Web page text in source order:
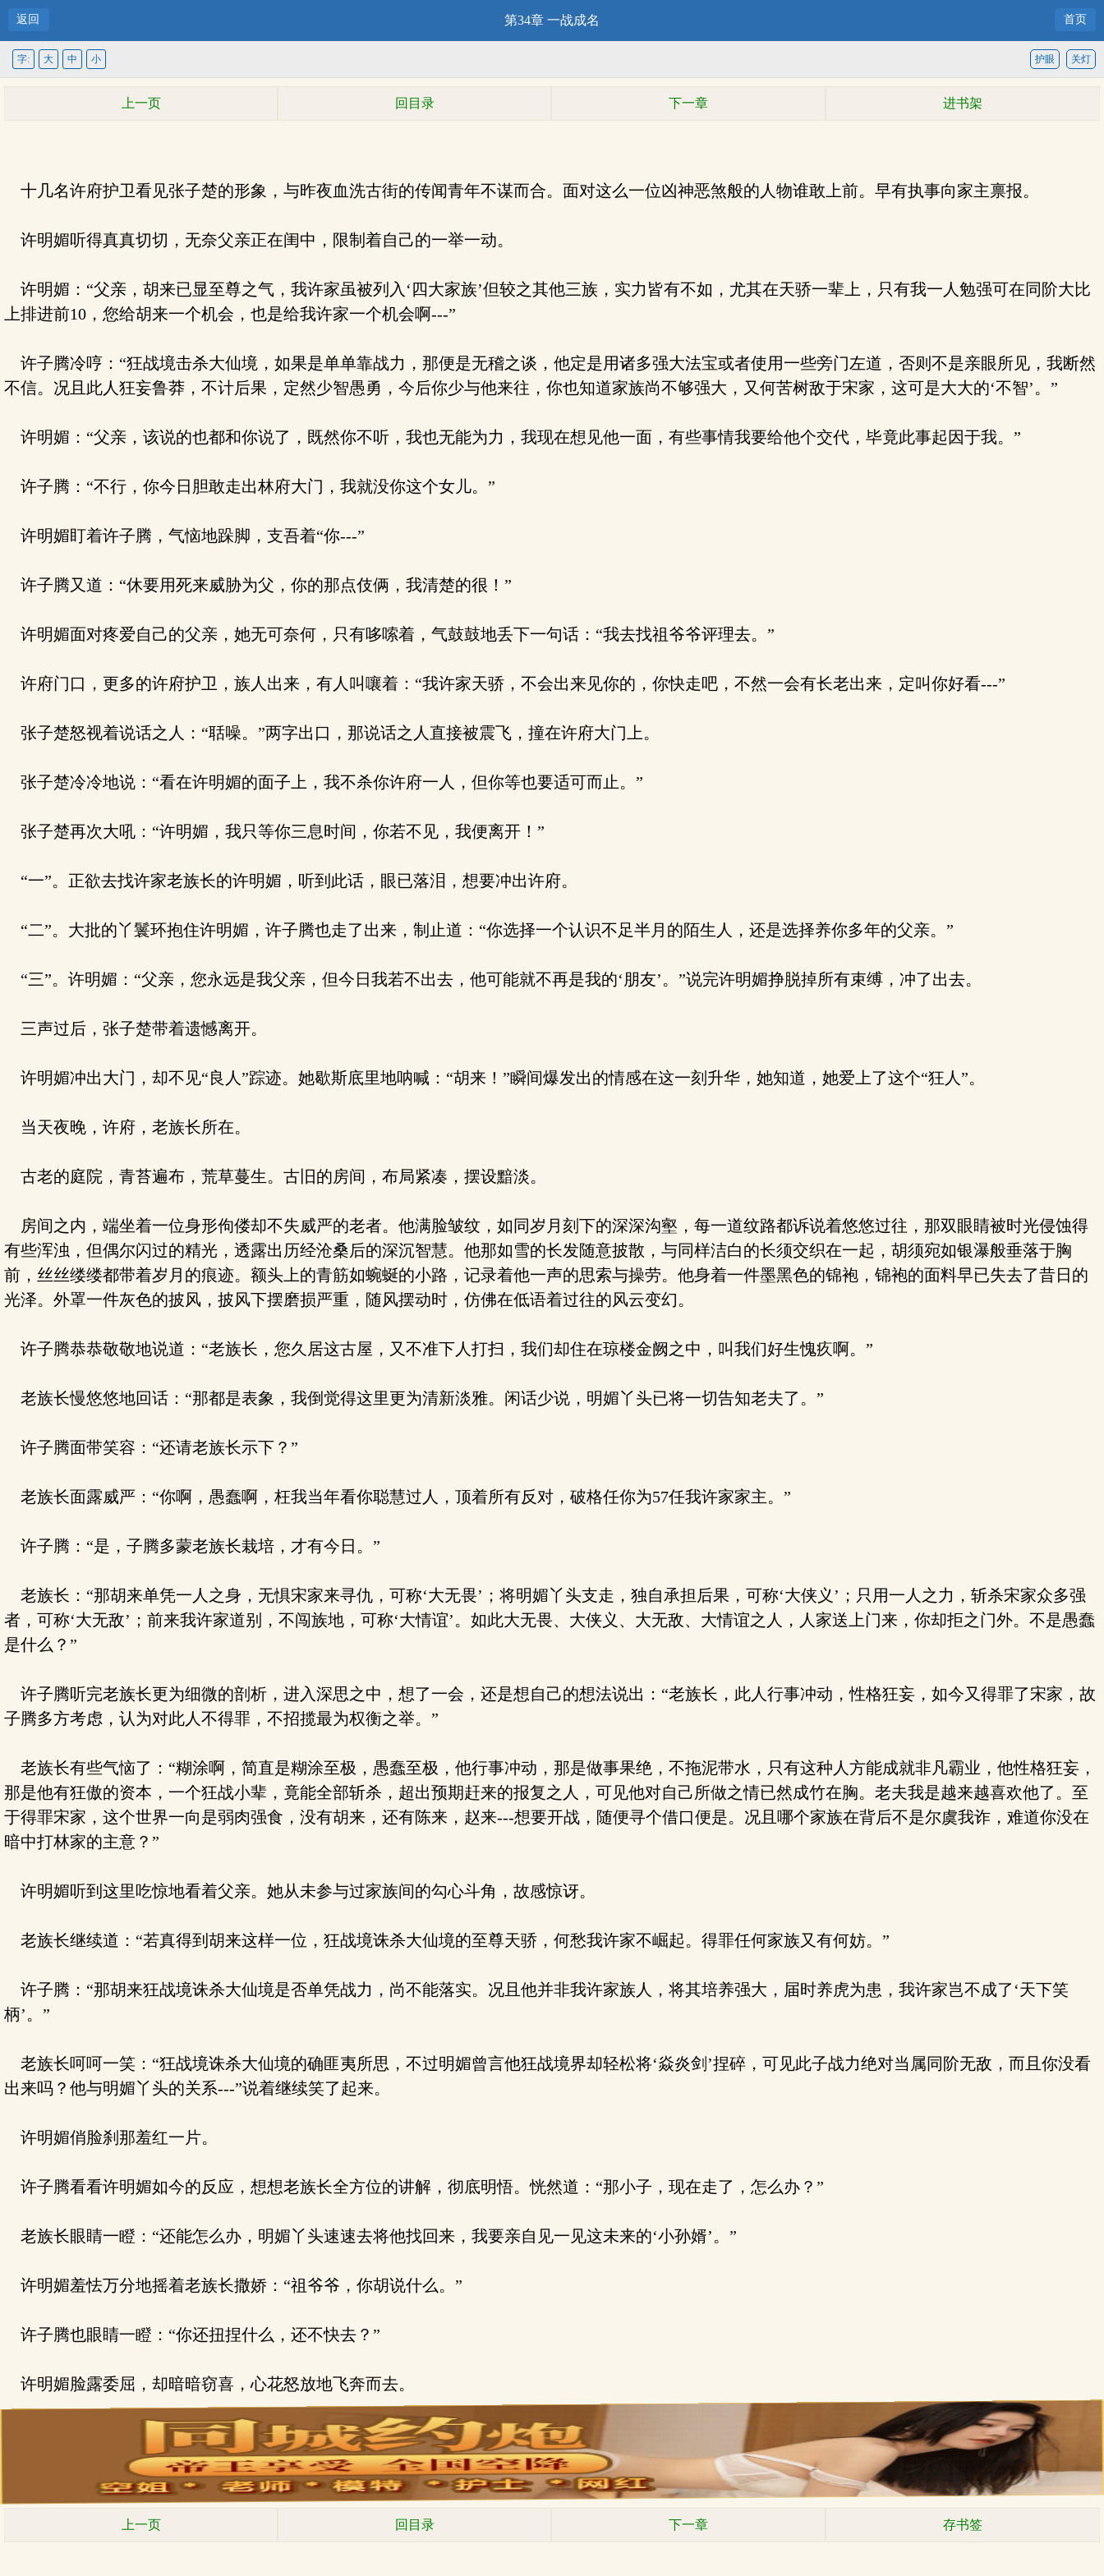
返回 第34章 一战成名 首页
关灯
护眼
字: 大 中 小
上一页 回目录 下一章 进书架
十几名许府护卫看见张子楚的形象，与昨夜血洗古街的传闻青年不谋而合。面对这么一位凶神恶煞般的人物谁敢上前。早有执事向家主禀报。
许明媚听得真真切切，无奈父亲正在闺中，限制着自己的一举一动。
许明媚：“父亲，胡来已显至尊之气，我许家虽被列入‘四大家族’但较之其他三族，实力皆有不如，尤其在天骄一辈上，只有我一人勉强可在同阶大比
上排进前10，您给胡来一个机会，也是给我许家一个机会啊---”
许子腾冷哼：“狂战境击杀大仙境，如果是单单靠战力，那便是无稽之谈，他定是用诸多强大法宝或者使用一些旁门左道，否则不是亲眼所见，我断然
不信。况且此人狂妄鲁莽，不计后果，定然少智愚勇，今后你少与他来往，你也知道家族尚不够强大，又何苦树敌于宋家，这可是大大的‘不智’。”
许明媚：“父亲，该说的也都和你说了，既然你不听，我也无能为力，我现在想见他一面，有些事情我要给他个交代，毕竟此事起因于我。”
许子腾：“不行，你今日胆敢走出林府大门，我就没你这个女儿。”
许明媚盯着许子腾，气恼地跺脚，支吾着“你---”
许子腾又道：“休要用死来威胁为父，你的那点伎俩，我清楚的很！”
许明媚面对疼爱自己的父亲，她无可奈何，只有哆嗦着，气鼓鼓地丢下一句话：“我去找祖爷爷评理去。”
许府门口，更多的许府护卫，族人出来，有人叫嚷着：“我许家天骄，不会出来见你的，你快走吧，不然一会有长老出来，定叫你好看---”
张子楚怒视着说话之人：“聒噪。”两字出口，那说话之人直接被震飞，撞在许府大门上。
张子楚冷冷地说：“看在许明媚的面子上，我不杀你许府一人，但你等也要适可而止。”
张子楚再次大吼：“许明媚，我只等你三息时间，你若不见，我便离开！”
“一”。正欲去找许家老族长的许明媚，听到此话，眼已落泪，想要冲出许府。
“二”。大批的丫鬟环抱住许明媚，许子腾也走了出来，制止道：“你选择一个认识不足半月的陌生人，还是选择养你多年的父亲。”
“三”。许明媚：“父亲，您永远是我父亲，但今日我若不出去，他可能就不再是我的‘朋友’。”说完许明媚挣脱掉所有束缚，冲了出去。
三声过后，张子楚带着遗憾离开。
许明媚冲出大门，却不见“良人”踪迹。她歇斯底里地呐喊：“胡来！”瞬间爆发出的情感在这一刻升华，她知道，她爱上了这个“狂人”。
当天夜晚，许府，老族长所在。
古老的庭院，青苔遍布，荒草蔓生。古旧的房间，布局紧凑，摆设黯淡。
房间之内，端坐着一位身形佝偻却不失威严的老者。他满脸皱纹，如同岁月刻下的深深沟壑，每一道纹路都诉说着悠悠过往，那双眼睛被时光侵蚀得
有些浑浊，但偶尔闪过的精光，透露出历经沧桑后的深沉智慧。他那如雪的长发随意披散，与同样洁白的长须交织在一起，胡须宛如银瀑般垂落于胸
前，丝丝缕缕都带着岁月的痕迹。额头上的青筋如蜿蜒的小路，记录着他一声的思索与操劳。他身着一件墨黑色的锦袍，锦袍的面料早已失去了昔日的
光泽。外罩一件灰色的披风，披风下摆磨损严重，随风摆动时，仿佛在低语着过往的风云变幻。
许子腾恭恭敬敬地说道：“老族长，您久居这古屋，又不准下人打扫，我们却住在琼楼金阙之中，叫我们好生愧疚啊。”
老族长慢悠悠地回话：“那都是表象，我倒觉得这里更为清新淡雅。闲话少说，明媚丫头已将一切告知老夫了。”
许子腾面带笑容：“还请老族长示下？”
老族长面露威严：“你啊，愚蠢啊，枉我当年看你聪慧过人，顶着所有反对，破格任你为57任我许家家主。”
许子腾：“是，子腾多蒙老族长栽培，才有今日。”
老族长：“那胡来单凭一人之身，无惧宋家来寻仇，可称‘大无畏’；将明媚丫头支走，独自承担后果，可称‘大侠义’；只用一人之力，斩杀宋家众多强
者，可称‘大无敌’；前来我许家道别，不闯族地，可称‘大情谊’。如此大无畏、大侠义、大无敌、大情谊之人，人家送上门来，你却拒之门外。不是愚蠢
是什么？”
许子腾听完老族长更为细微的剖析，进入深思之中，想了一会，还是想自己的想法说出：“老族长，此人行事冲动，性格狂妄，如今又得罪了宋家，故
子腾多方考虑，认为对此人不得罪，不招揽最为权衡之举。”
老族长有些气恼了：“糊涂啊，简直是糊涂至极，愚蠢至极，他行事冲动，那是做事果绝，不拖泥带水，只有这种人方能成就非凡霸业，他性格狂妄，
那是他有狂傲的资本，一个狂战小辈，竟能全部斩杀，超出预期赶来的报复之人，可见他对自己所做之情已然成竹在胸。老夫我是越来越喜欢他了。至
于得罪宋家，这个世界一向是弱肉强食，没有胡来，还有陈来，赵来---想要开战，随便寻个借口便是。况且哪个家族在背后不是尔虞我诈，难道你没在
暗中打林家的主意？”
许明媚听到这里吃惊地看着父亲。她从未参与过家族间的勾心斗角，故感惊讶。
老族长继续道：“若真得到胡来这样一位，狂战境诛杀大仙境的至尊天骄，何愁我许家不崛起。得罪任何家族又有何妨。”
许子腾：“那胡来狂战境诛杀大仙境是否单凭战力，尚不能落实。况且他并非我许家族人，将其培养强大，届时养虎为患，我许家岂不成了‘天下笑
柄’。”
老族长呵呵一笑：“狂战境诛杀大仙境的确匪夷所思，不过明媚曾言他狂战境界却轻松将‘焱炎剑’捏碎，可见此子战力绝对当属同阶无敌，而且你没看
出来吗？他与明媚丫头的关系---”说着继续笑了起来。
许明媚俏脸刹那羞红一片。
许子腾看看许明媚如今的反应，想想老族长全方位的讲解，彻底明悟。恍然道：“那小子，现在走了，怎么办？”
老族长眼睛一瞪：“还能怎么办，明媚丫头速速去将他找回来，我要亲自见一见这未来的‘小孙婿’。”
许明媚羞怯万分地摇着老族长撒娇：“祖爷爷，你胡说什么。”
许子腾也眼睛一瞪：“你还扭捏什么，还不快去？”
许明媚脸露委屈，却暗暗窃喜，心花怒放地飞奔而去。
上一页 回目录 下一章 存书签